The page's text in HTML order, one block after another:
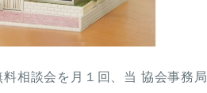
相談会を月１回、当 協会事務局